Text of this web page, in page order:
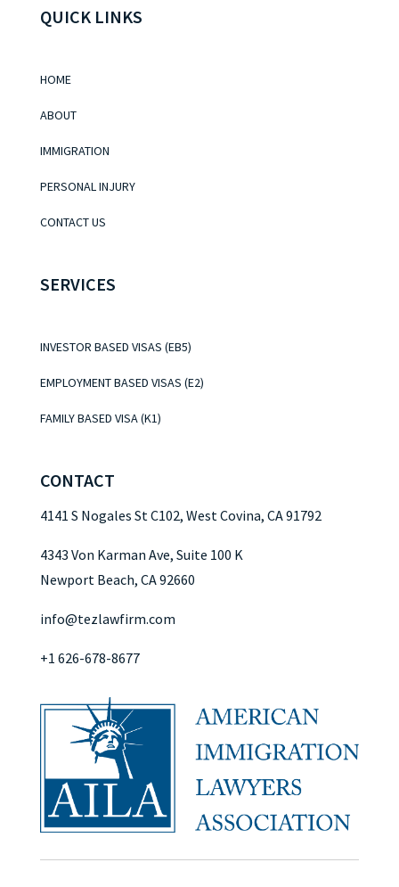
QUICK LINKS
HOME
ABOUT
IMMIGRATION
PERSONAL INJURY
CONTACT US
SERVICES
INVESTOR BASED VISAS (EB5)
EMPLOYMENT BASED VISAS (E2)
FAMILY BASED VISA (K1)
CONTACT
4141 S Nogales St C102, West Covina, CA 91792
4343 Von Karman Ave, Suite 100 K
Newport Beach, CA 92660
info@tezlawfirm.com
+1 626-678-8677